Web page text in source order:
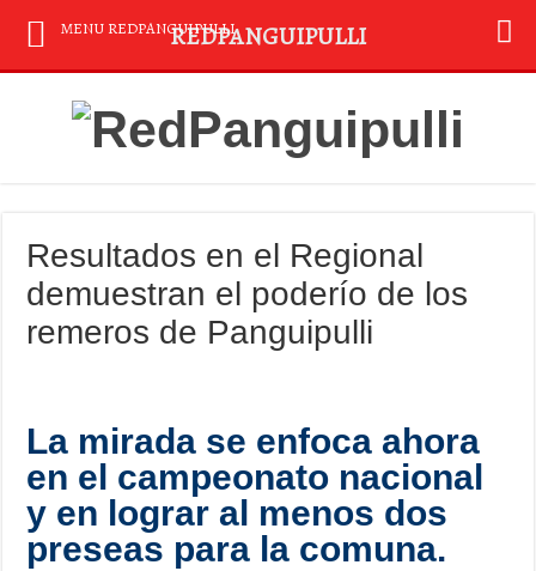
Resultados en el Regional
demuestran el poderío de los
remeros de Panguipulli
La mirada se enfoca ahora
en el campeonato nacional
y en lograr al menos dos
preseas para la comuna.
MENU REDPANGUIPULLIREDPANGUIPULLI